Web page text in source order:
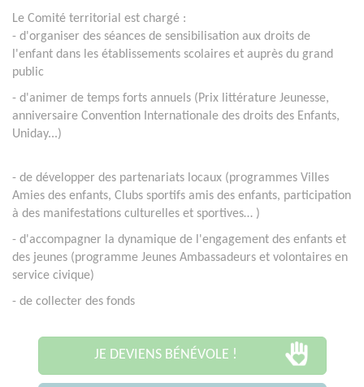
Le Comité territorial est chargé :
- d'organiser des séances de sensibilisation aux droits de
l'enfant dans les établissements scolaires et auprès du grand
public
- d'animer de temps forts annuels (Prix littérature Jeunesse,
anniversaire Convention Internationale des droits des Enfants,
Uniday...)
- de développer des partenariats locaux (programmes Villes
Amies des enfants, Clubs sportifs amis des enfants, participation
à des manifestations culturelles et sportives… )
- d'accompagner la dynamique de l'engagement des enfants et
des jeunes (programme Jeunes Ambassadeurs et volontaires en
service civique)
- de collecter des fonds
JE DEVIENS BÉNÉVOLE !